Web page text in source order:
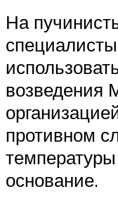
На
возведения
противном
основание.